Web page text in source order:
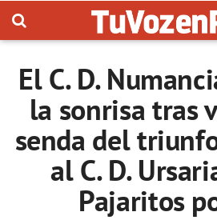
El C. D.
la sonrisa tras
senda del
al C. D.
Pajaritos